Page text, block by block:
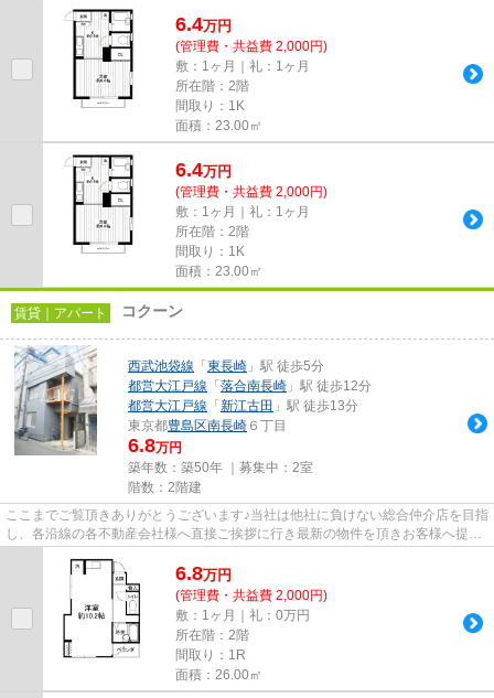
6.4万円
(管理費・共益費 2,000円)
敷：1ヶ月｜礼：1ヶ月
所在階：2階
間取り：1K
面積：23.00㎡
6.4万円
(管理費・共益費 2,000円)
敷：1ヶ月｜礼：1ヶ月
所在階：2階
間取り：1K
面積：23.00㎡
賃貸｜アパート コクーン
西武池袋線 「 東長崎 」駅 徒歩5分
都営大江戸線 「 落合南長崎 」駅 徒歩12分
都営大江戸線 「 新江古田 」駅 徒歩13分
東京都豊島区南長崎 ６丁目
6.8万円
築年数：築50年 ｜募集中： 2室
階数：2階建
ここまでご覧頂きありがとうございます♪当社は他社に負けない総合仲介店を目指
し、各沿線の各不動産会社様へ直接ご挨拶に行き最新の物件を頂きお客様へ提供
6.8万円
(管理費・共益費 2,000円)
敷：1ヶ月｜礼：0万円
所在階：2階
間取り：1R
面積：26.00㎡